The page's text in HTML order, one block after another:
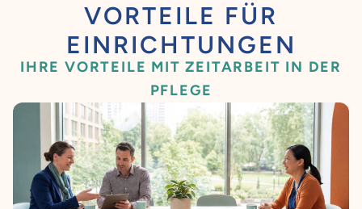
VORTEILE FÜR
EINRICHTUNGEN
IHRE VORTEILE MIT ZEITARBEIT IN DER
PFLEGE